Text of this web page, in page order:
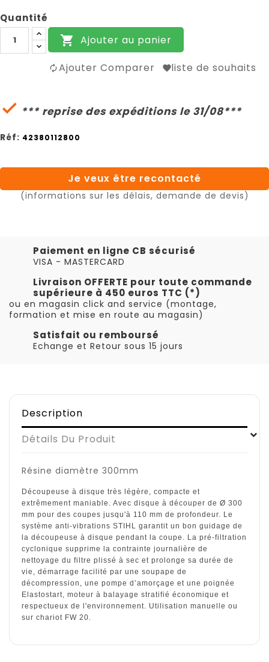
Quantité
 Ajouter au panier
Ajouter Comparer liste de souhaits
 *** reprise des expéditions le 31/08***
Réf: 42380112800
Je veux être recontacté
(informations sur les délais, demande de devis)
Paiement en ligne CB sécurisé
VISA - MASTERCARD
Livraison OFFERTE pour toute commande
supérieure à 450 euros TTC (*)
ou en magasin click and service (montage,
formation et mise en route au magasin)
Satisfait ou remboursé
Echange et Retour sous 15 jours
Description
Détails Du Produit
Résine diamètre 300mm
Découpeuse à disque très légère, compacte et
extrêmement maniable. Avec disque à découper de Ø 300
mm pour des coupes jusqu'à 110 mm de profondeur. Le
système anti-vibrations STIHL garantit un bon guidage de
la découpeuse à disque pendant la coupe. La pré-filtration
cyclonique supprime la contrainte journalière de
nettoyage du filtre plissé à sec et prolonge sa durée de
vie, démarrage facilité par une soupape de
décompression, une pompe d’amorçage et une poignée
Elastostart, moteur à balayage stratifié économique et
respectueux de l'environnement. Utilisation manuelle ou
sur chariot FW 20.